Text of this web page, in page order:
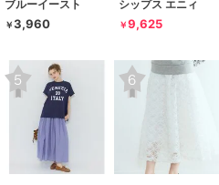
ブルーイースト
￥3,960
シップス エニィ
￥9,625